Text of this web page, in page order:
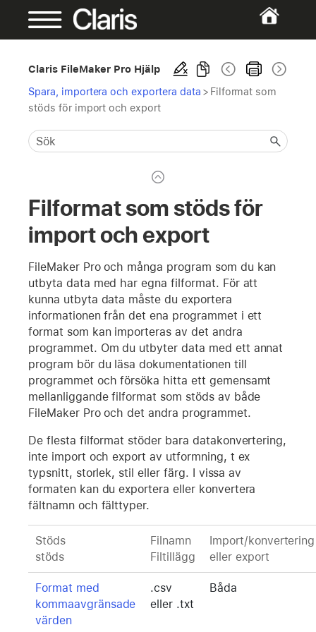
Claris FileMaker Pro Hjälp
Spara, importera och exportera data > Filformat som
stöds för import och export
Filformat som stöds för
import och export
FileMaker Pro och många program som du kan
utbyta data med har egna filformat. För att
kunna utbyta data måste du exportera
informationen från det ena programmet i ett
format som kan importeras av det andra
programmet. Om du utbyter data med ett annat
program bör du läsa dokumentationen till
programmet och försöka hitta ett gemensamt
mellanliggande filformat som stöds av både
FileMaker Pro och det andra programmet.
De flesta filformat stöder bara datakonvertering,
inte import och export av utformning, t ex
typsnitt, storlek, stil eller färg. I vissa av
formaten kan du exportera eller konvertera
fältnamn och fälttyper.
Stöds
stöds
Filnamn
Filtillägg
Import/konvertering
eller export
Format med
kommaavgränsade
värden
.csv
eller .txt
Båda